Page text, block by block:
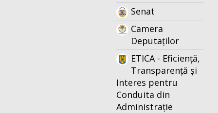
Senat
Camera
Deputaților
ETICA - Eficiență,
Transparență și
Interes pentru
Conduita din
Administrație